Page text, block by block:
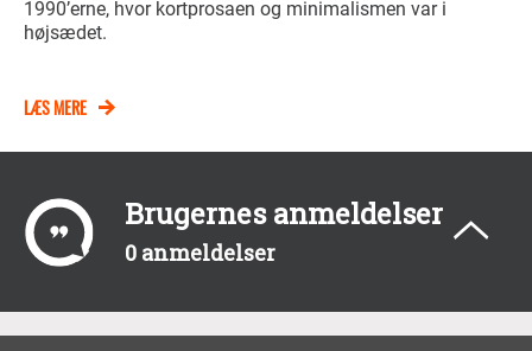
1990’erne, hvor kortprosaen og minimalismen var i
højsædet.
LÆS MERE
Brugernes anmeldelser
0 anmeldelser